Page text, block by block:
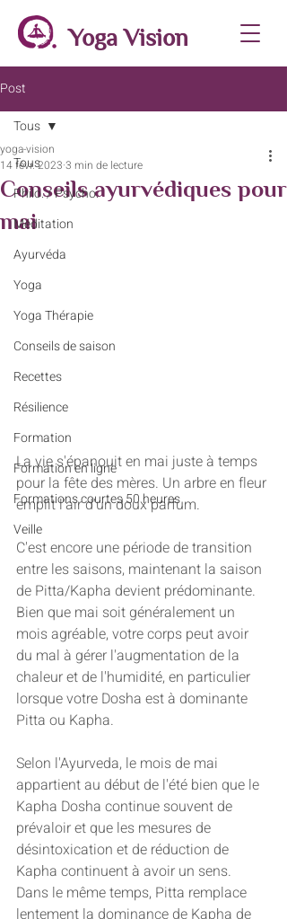
Yoga Vision
Post
Tous
Philo. / Psycho.
Méditation
Ayurvéda
Yoga
Yoga Thérapie
Conseils de saison
Recettes
Résilience
Formation
Formation en ligne
Formations courtes 50 heures
Veille
Tous
Conseils ayurvédiques pour
mai
yoga-vision
14 févr. 2023 3 min de lecture
La vie s'épanouit en mai juste à temps
pour la fête des mères. Un arbre en fleur
emplit l'air d'un doux parfum.
C'est encore une période de transition
entre les saisons, maintenant la saison
de Pitta/Kapha devient prédominante.
Bien que mai soit généralement un
mois agréable, votre corps peut avoir
du mal à gérer l'augmentation de la
chaleur et de l'humidité, en particulier
lorsque votre Dosha est à dominante
Pitta ou Kapha.
Selon l'Ayurveda, le mois de mai
appartient au début de l'été bien que le
Kapha Dosha continue souvent de
prévaloir et que les mesures de
désintoxication et de réduction de
Kapha continuent à avoir un sens.
Dans le même temps, Pitta remplace